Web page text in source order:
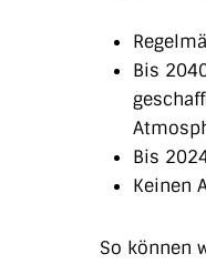
Bis
Bis
Keinen
So können